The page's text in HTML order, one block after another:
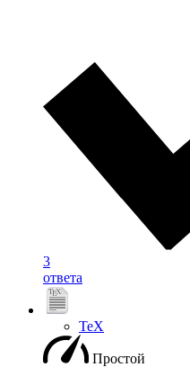
3
ответа
TeX
Простой